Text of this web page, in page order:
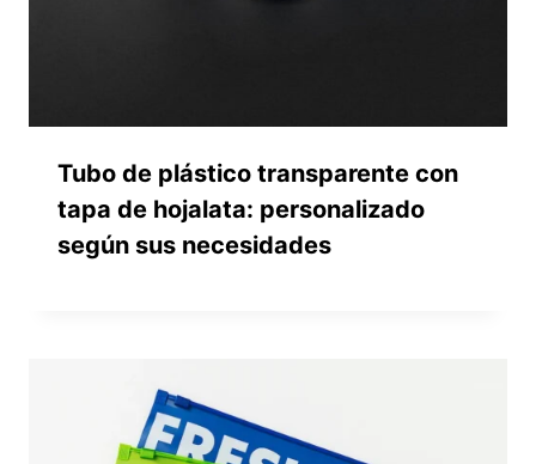
Tubo de plástico transparente con
tapa de hojalata: personalizado
según sus necesidades